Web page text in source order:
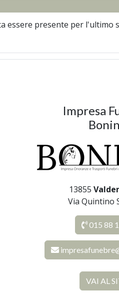
essere presente per l'ultimo
Impresa
13855
Via Quintino
015 88
VAI AL